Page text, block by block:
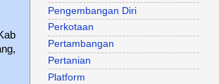
Pengembangan Diri
Perkotaan
Pertambangan
Pertanian
Platform